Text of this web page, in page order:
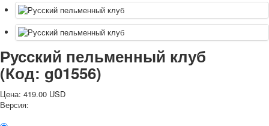
Новости карточных колод
Новости открыток
О сайте
Наше видео
доставка
Русский пельменный клуб
(Код: g01556)
Цена: 419.00 USD
Версия: